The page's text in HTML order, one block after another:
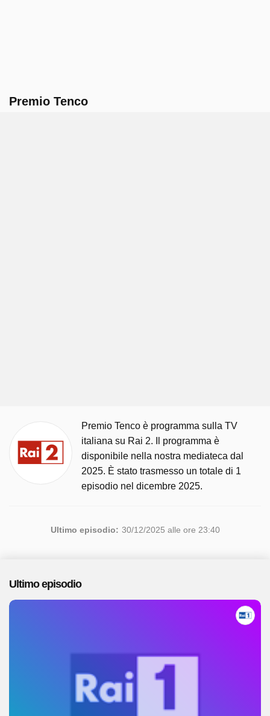
Premio Tenco
Premio Tenco è programma sulla TV
italiana su Rai 2. Il programma è
disponibile nella nostra mediateca dal
2025. È stato trasmesso un totale di 1
episodio nel dicembre 2025.
Ultimo episodio: 30/12/2025 alle ore 23:40
Ultimo episodio